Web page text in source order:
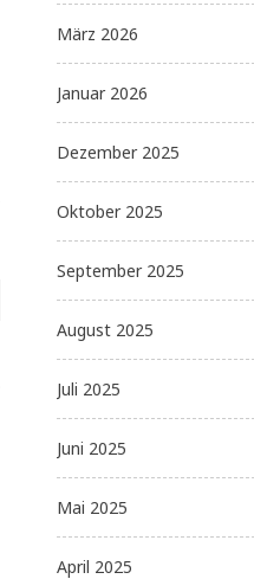
März 2026
Januar 2026
Dezember 2025
Oktober 2025
September 2025
August 2025
Juli 2025
Juni 2025
Mai 2025
April 2025